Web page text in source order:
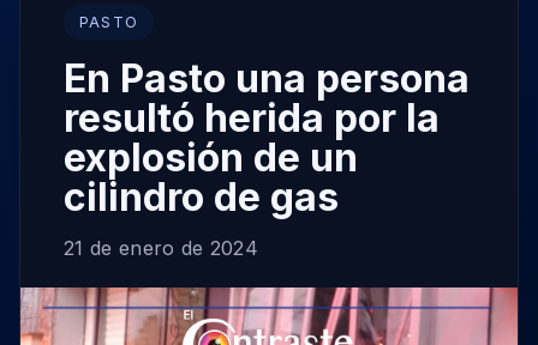
PASTO
En Pasto una persona
resultó herida por la
explosión de un
cilindro de gas
21 de enero de 2024